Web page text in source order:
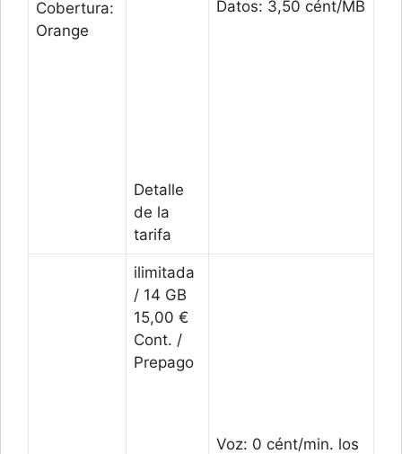
Cobertura:
Orange
Detalle
de la
tarifa
Datos: 3,50 cént/MB
ilimitada
/ 14 GB
15,00 €
Cont. /
Prepago
Voz: 0 cént/min. los